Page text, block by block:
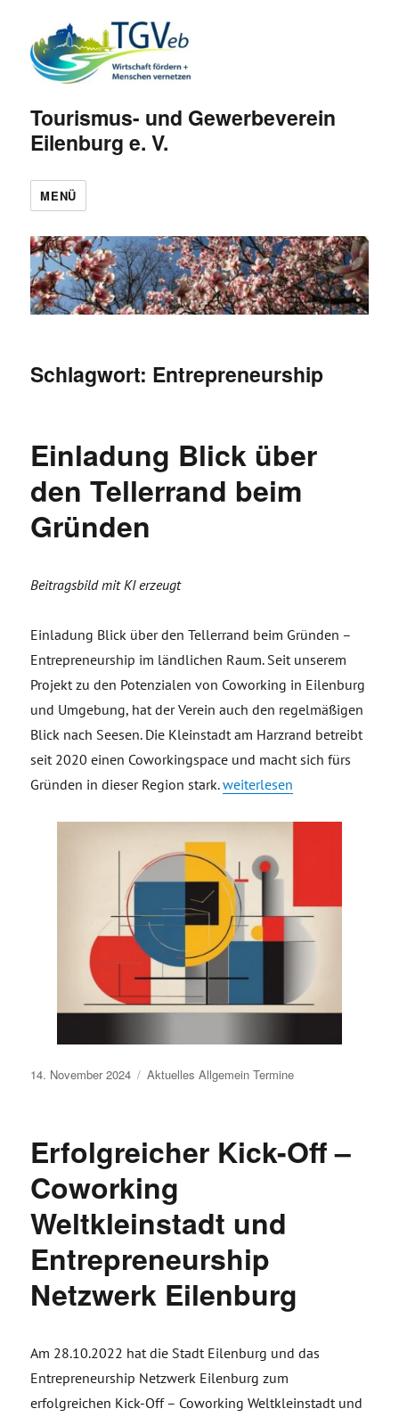
Tourismus- und Gewerbeverein
Eilenburg e. V.
MENÜ
Schlagwort: Entrepreneurship
Einladung Blick über
den Tellerrand beim
Gründen
Beitragsbild mit KI erzeugt
Einladung Blick über den Tellerrand beim Gründen –
Entrepreneurship im ländlichen Raum. Seit unserem
Projekt zu den Potenzialen von Coworking in Eilenburg
und Umgebung, hat der Verein auch den regelmäßigen
Blick nach Seesen. Die Kleinstadt am Harzrand betreibt
seit 2020 einen Coworkingspace und macht sich fürs
Gründen in dieser Region stark.„Einladung Blick über den
weiterlesen
Veröffentlicht
14. November 2024 Aktuelles Allgemein Termine
Erfolgreicher Kick-Off –
Coworking
Weltkleinstadt und
Entrepreneurship
Netzwerk Eilenburg
Am 28.10.2022 hat die Stadt Eilenburg und das
Entrepreneurship Netzwerk Eilenburg zum
erfolgreichen Kick-Off – Coworking Weltkleinstadt und